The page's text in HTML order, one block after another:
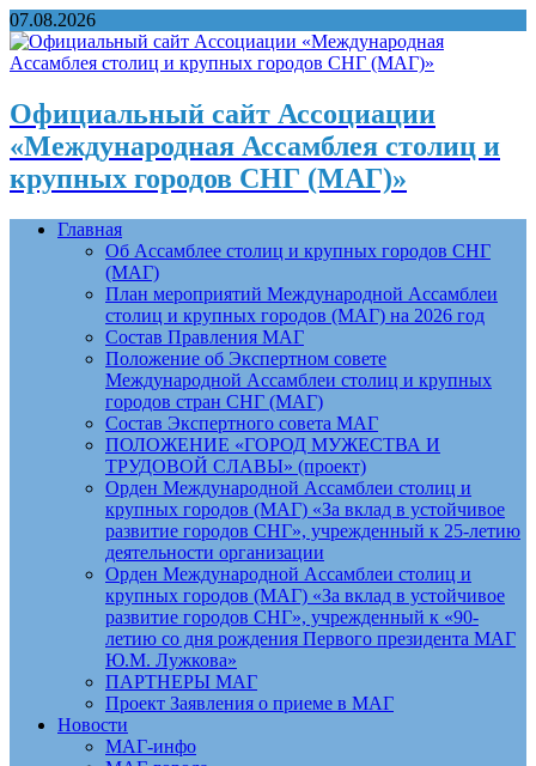
07.08.2026
Официальный сайт Ассоциации
«Международная Ассамблея столиц и
крупных городов СНГ (МАГ)»
Главная
Об Ассамблее столиц и крупных городов СНГ
(МАГ)
План мероприятий Международной Ассамблеи
столиц и крупных городов (МАГ) на 2026 год
Состав Правления МАГ
Положение об Экспертном совете
Международной Ассамблеи столиц и крупных
городов стран СНГ (МАГ)
Состав Экспертного совета МАГ
ПОЛОЖЕНИЕ «ГОРОД МУЖЕСТВА И
ТРУДОВОЙ СЛАВЫ» (проект)
Орден Международной Ассамблеи столиц и
крупных городов (МАГ) «За вклад в устойчивое
развитие городов СНГ», учрежденный к 25-летию
деятельности организации
Орден Международной Ассамблеи столиц и
крупных городов (МАГ) «За вклад в устойчивое
развитие городов СНГ», учрежденный к «90-
летию со дня рождения Первого президента МАГ
Ю.М. Лужкова»
ПАРТНЕРЫ МАГ
Проект Заявления о приеме в МАГ
Новости
МАГ-инфо